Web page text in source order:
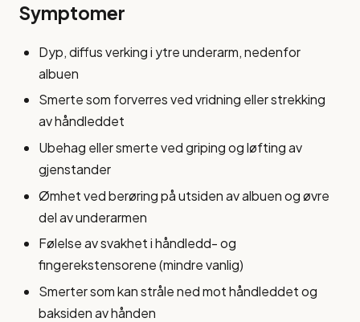
Symptomer
Dyp, diffus verking i ytre underarm, nedenfor
albuen
Smerte som forverres ved vridning eller strekking
av håndleddet
Ubehag eller smerte ved griping og løfting av
gjenstander
Ømhet ved berøring på utsiden av albuen og øvre
del av underarmen
Følelse av svakhet i håndledd- og
fingerekstensorene (mindre vanlig)
Smerter som kan stråle ned mot håndleddet og
baksiden av hånden